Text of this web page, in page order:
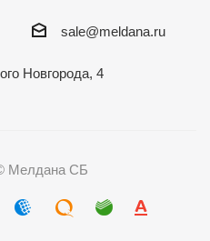
sale@meldana.ru
Новгорода, 4
Мелдана СБ